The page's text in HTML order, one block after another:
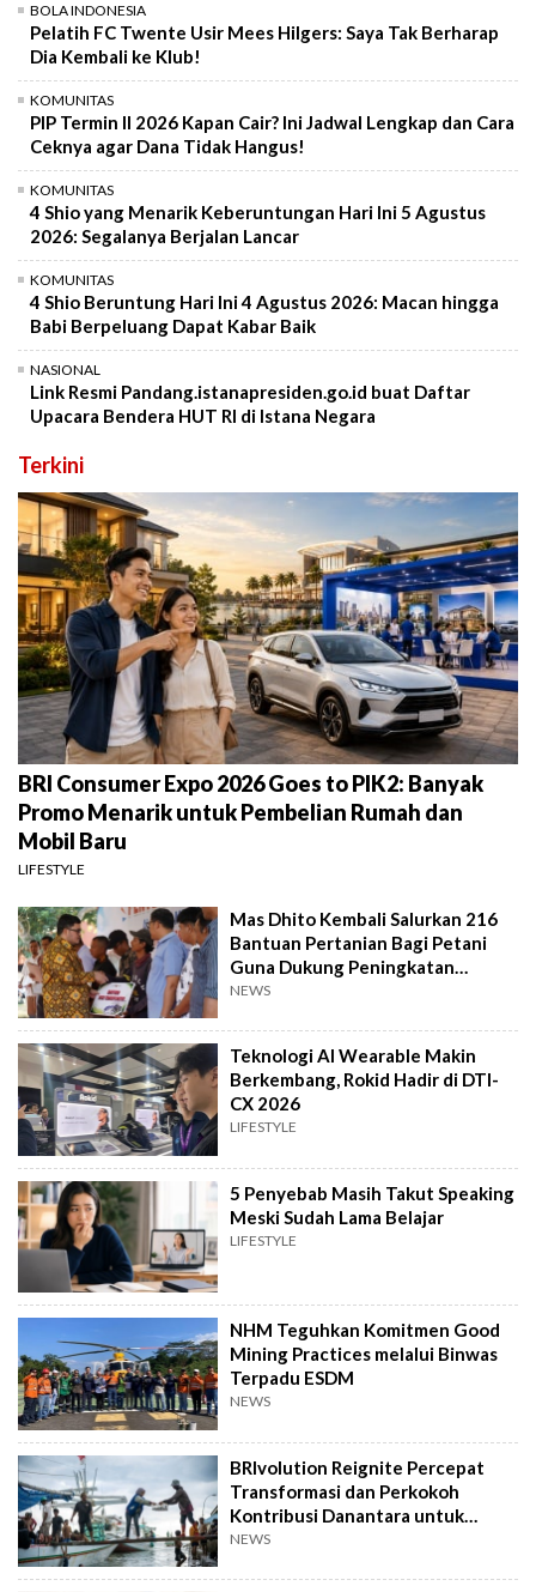
BOLA INDONESIA
Pelatih FC Twente Usir Mees Hilgers: Saya Tak Berharap
Dia Kembali ke Klub!
KOMUNITAS
PIP Termin II 2026 Kapan Cair? Ini Jadwal Lengkap dan Cara
Ceknya agar Dana Tidak Hangus!
KOMUNITAS
4 Shio yang Menarik Keberuntungan Hari Ini 5 Agustus
2026: Segalanya Berjalan Lancar
KOMUNITAS
4 Shio Beruntung Hari Ini 4 Agustus 2026: Macan hingga
Babi Berpeluang Dapat Kabar Baik
NASIONAL
Link Resmi Pandang.istanapresiden.go.id buat Daftar
Upacara Bendera HUT RI di Istana Negara
Terkini
BRI Consumer Expo 2026 Goes to PIK2: Banyak
Promo Menarik untuk Pembelian Rumah dan
Mobil Baru
LIFESTYLE
Mas Dhito Kembali Salurkan 216
Bantuan Pertanian Bagi Petani
Guna Dukung Peningkatan
Produksi
NEWS
Teknologi AI Wearable Makin
Berkembang, Rokid Hadir di DTI-
CX 2026
LIFESTYLE
5 Penyebab Masih Takut Speaking
Meski Sudah Lama Belajar
LIFESTYLE
NHM Teguhkan Komitmen Good
Mining Practices melalui Binwas
Terpadu ESDM
NEWS
BRIvolution Reignite Percepat
Transformasi dan Perkokoh
Kontribusi Danantara untuk
Ekonomi Nasional
NEWS